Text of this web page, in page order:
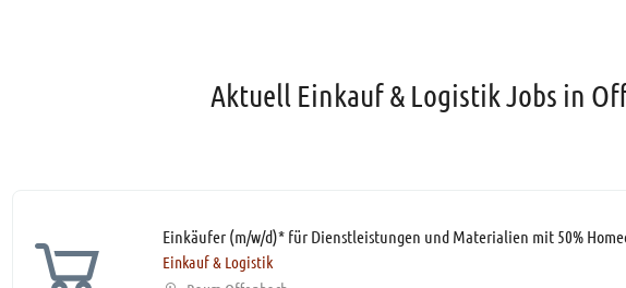
Aktuell Einkauf & Logistik Jobs in
Einkäufer (m/w/d)* für Dienstleistungen und Materialien mit 50%
Einkauf & Logistik